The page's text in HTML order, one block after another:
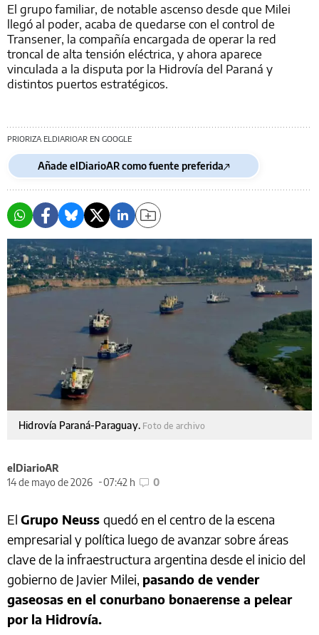
El grupo familiar, de notable ascenso desde que Milei
llegó al poder, acaba de quedarse con el control de
Transener, la compañía encargada de operar la red
troncal de alta tensión eléctrica, y ahora aparece
vinculada a la disputa por la Hidrovía del Paraná y
distintos puertos estratégicos.
PRIORIZA ELDIARIOAR EN GOOGLE
Añade elDiarioAR como fuente preferida
Hidrovía Paraná-Paraguay. Foto de archivo
elDiarioAR
14 de mayo de 2026
07:42 h 0
El Grupo Neuss quedó en el centro de la escena
empresarial y política luego de avanzar sobre áreas
clave de la infraestructura argentina desde el inicio del
gobierno de Javier Milei, pasando de vender
gaseosas en el conurbano bonaerense a pelear
por la Hidrovía.